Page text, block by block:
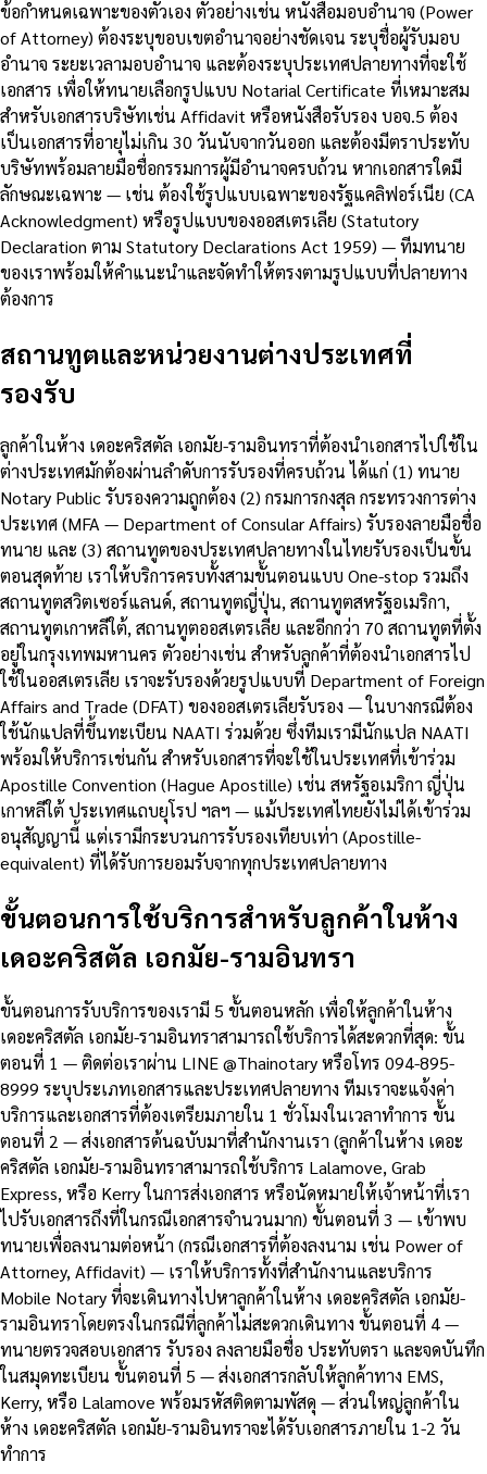
ข้อกำหนดเฉพาะของตัวเอง ตัวอย่างเช่น หนังสือมอบอำนาจ (Power
of Attorney) ต้องระบุขอบเขตอำนาจอย่างชัดเจน ระบุชื่อผู้รับมอบ
อำนาจ ระยะเวลามอบอำนาจ และต้องระบุประเทศปลายทางที่จะใช้
เอกสาร เพื่อให้ทนายเลือกรูปแบบ Notarial Certificate ที่เหมาะสม
สำหรับเอกสารบริษัทเช่น Affidavit หรือหนังสือรับรอง บอจ.5 ต้อง
เป็นเอกสารที่อายุไม่เกิน 30 วันนับจากวันออก และต้องมีตราประทับ
บริษัทพร้อมลายมือชื่อกรรมการผู้มีอำนาจครบถ้วน หากเอกสารใดมี
ลักษณะเฉพาะ — เช่น ต้องใช้รูปแบบเฉพาะของรัฐแคลิฟอร์เนีย (CA
Acknowledgment) หรือรูปแบบของออสเตรเลีย (Statutory
Declaration ตาม Statutory Declarations Act 1959) — ทีมทนาย
ของเราพร้อมให้คำแนะนำและจัดทำให้ตรงตามรูปแบบที่ปลายทาง
ต้องการ
สถานทูตและหน่วยงานต่างประเทศที่
รองรับ
ลูกค้าในห้าง เดอะคริสตัล เอกมัย-รามอินทราที่ต้องนำเอกสารไปใช้ใน
ต่างประเทศมักต้องผ่านลำดับการรับรองที่ครบถ้วน ได้แก่ (1) ทนาย
Notary Public รับรองความถูกต้อง (2) กรมการกงสุล กระทรวงการต่าง
ประเทศ (MFA — Department of Consular Affairs) รับรองลายมือชื่อ
ทนาย และ (3) สถานทูตของประเทศปลายทางในไทยรับรองเป็นขั้น
ตอนสุดท้าย เราให้บริการครบทั้งสามขั้นตอนแบบ One-stop รวมถึง
สถานทูตสวิตเซอร์แลนด์, สถานทูตญี่ปุ่น, สถานทูตสหรัฐอเมริกา,
สถานทูตเกาหลีใต้, สถานทูตออสเตรเลีย และอีกกว่า 70 สถานทูตที่ตั้ง
อยู่ในกรุงเทพมหานคร ตัวอย่างเช่น สำหรับลูกค้าที่ต้องนำเอกสารไป
ใช้ในออสเตรเลีย เราจะรับรองด้วยรูปแบบที่ Department of Foreign
Affairs and Trade (DFAT) ของออสเตรเลียรับรอง — ในบางกรณีต้อง
ใช้นักแปลที่ขึ้นทะเบียน NAATI ร่วมด้วย ซึ่งทีมเรามีนักแปล NAATI
พร้อมให้บริการเช่นกัน สำหรับเอกสารที่จะใช้ในประเทศที่เข้าร่วม
Apostille Convention (Hague Apostille) เช่น สหรัฐอเมริกา ญี่ปุ่น
เกาหลีใต้ ประเทศแถบยุโรป ฯลฯ — แม้ประเทศไทยยังไม่ได้เข้าร่วม
อนุสัญญานี้ แต่เรามีกระบวนการรับรองเทียบเท่า (Apostille-
equivalent) ที่ได้รับการยอมรับจากทุกประเทศปลายทาง
ขั้นตอนการใช้บริการสำหรับลูกค้าในห้าง
เดอะคริสตัล เอกมัย-รามอินทรา
ขั้นตอนการรับบริการของเรามี 5 ขั้นตอนหลัก เพื่อให้ลูกค้าในห้าง
เดอะคริสตัล เอกมัย-รามอินทราสามารถใช้บริการได้สะดวกที่สุด: ขั้น
ตอนที่ 1 — ติดต่อเราผ่าน LINE @Thainotary หรือโทร 094-895-
8999 ระบุประเภทเอกสารและประเทศปลายทาง ทีมเราจะแจ้งค่า
บริการและเอกสารที่ต้องเตรียมภายใน 1 ชั่วโมงในเวลาทำการ ขั้น
ตอนที่ 2 — ส่งเอกสารต้นฉบับมาที่สำนักงานเรา (ลูกค้าในห้าง เดอะ
คริสตัล เอกมัย-รามอินทราสามารถใช้บริการ Lalamove, Grab
Express, หรือ Kerry ในการส่งเอกสาร หรือนัดหมายให้เจ้าหน้าที่เรา
ไปรับเอกสารถึงที่ในกรณีเอกสารจำนวนมาก) ขั้นตอนที่ 3 — เข้าพบ
ทนายเพื่อลงนามต่อหน้า (กรณีเอกสารที่ต้องลงนาม เช่น Power of
Attorney, Affidavit) — เราให้บริการทั้งที่สำนักงานและบริการ
Mobile Notary ที่จะเดินทางไปหาลูกค้าในห้าง เดอะคริสตัล เอกมัย-
รามอินทราโดยตรงในกรณีที่ลูกค้าไม่สะดวกเดินทาง ขั้นตอนที่ 4 —
ทนายตรวจสอบเอกสาร รับรอง ลงลายมือชื่อ ประทับตรา และจดบันทึก
ในสมุดทะเบียน ขั้นตอนที่ 5 — ส่งเอกสารกลับให้ลูกค้าทาง EMS,
Kerry, หรือ Lalamove พร้อมรหัสติดตามพัสดุ — ส่วนใหญ่ลูกค้าใน
ห้าง เดอะคริสตัล เอกมัย-รามอินทราจะได้รับเอกสารภายใน 1-2 วัน
ทำการ